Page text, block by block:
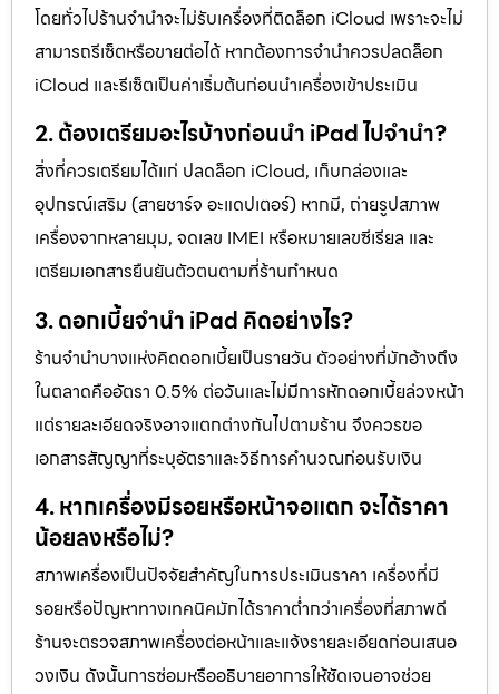
โดยทั่วไปร้านจำนำจะไม่รับเครื่องที่ติดล็อก iCloud เพราะจะไม่
สามารถรีเซ็ตหรือขายต่อได้ หากต้องการจำนำควรปลดล็อก
iCloud และรีเซ็ตเป็นค่าเริ่มต้นก่อนนำเครื่องเข้าประเมิน
2. ต้องเตรียมอะไรบ้างก่อนนำ iPad ไปจำนำ?
สิ่งที่ควรเตรียมได้แก่ ปลดล็อก iCloud, เก็บกล่องและ
อุปกรณ์เสริม (สายชาร์จ อะแดปเตอร์) หากมี, ถ่ายรูปสภาพ
เครื่องจากหลายมุม, จดเลข IMEI หรือหมายเลขซีเรียล และ
เตรียมเอกสารยืนยันตัวตนตามที่ร้านกำหนด
3. ดอกเบี้ยจำนำ iPad คิดอย่างไร?
ร้านจำนำบางแห่งคิดดอกเบี้ยเป็นรายวัน ตัวอย่างที่มักอ้างถึง
ในตลาดคืออัตรา 0.5% ต่อวันและไม่มีการหักดอกเบี้ยล่วงหน้า
แต่รายละเอียดจริงอาจแตกต่างกันไปตามร้าน จึงควรขอ
เอกสารสัญญาที่ระบุอัตราและวิธีการคำนวณก่อนรับเงิน
4. หากเครื่องมีรอยหรือหน้าจอแตก จะได้ราคา
น้อยลงหรือไม่?
สภาพเครื่องเป็นปัจจัยสำคัญในการประเมินราคา เครื่องที่มี
รอยหรือปัญหาทางเทคนิคมักได้ราคาต่ำกว่าเครื่องที่สภาพดี
ร้านจะตรวจสภาพเครื่องต่อหน้าและแจ้งรายละเอียดก่อนเสนอ
วงเงิน ดังนั้นการซ่อมหรืออธิบายอาการให้ชัดเจนอาจช่วย